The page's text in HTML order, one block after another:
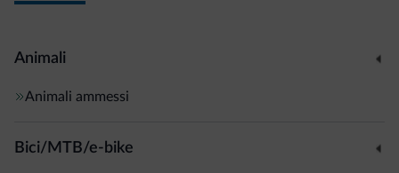
Animali
Animali ammessi
Bici/MTB/e-bike